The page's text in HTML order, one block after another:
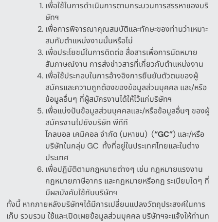
เพื่อใช้ในการดำเนินการตามกระบวนการสรรหาของบริ
ษัทฯ
เพื่อการพิจารณาคุณสมบัติและทักษะของท่านว่าเหมาะ
สมกับตำแหน่งงานนั้นหรือไม่
เพื่อประโยชน์ในการติดต่อ สื่อสารเพื่อการนัดหมาย
สัมภาษณ์งาน การส่งข่าวสารที่เกี่ยวกับตำแหน่งงาน
เพื่อใช้ประกอบในการอ้างอิงการยืนยันตัวตนของผู้
สมัครและความถูกต้องของข้อมูลส่วนบุคคล และ/หรือ
ข้อมูลอื่นๆ ที่ผู้สมัครงานได้ให้ไว้แก่บริษัทฯ
เพื่อแบ่งปันข้อมูลส่วนบุคคลและ/หรือข้อมูลอื่นๆ ของผู้
สมัครงานไปยังบริษัท พีทีที
โกลบอล เคมิคอล จำกัด (มหาชน) (“GC”) และ/หรือ
บริษัทในกลุ่ม GC ทั้งที่อยู่ในประเทศไทยและในต่าง
ประเทศ
เพื่อปฏิบัติตามกฎหมายต่างๆ เช่น กฎหมายแรงงาน
กฎหมายภาษีอากร และกฎหมายหรือกฎ ระเบียบใดๆ ที่
มีผลบังคับใช้กับบริษัทฯ
ทั้งนี้ หากภายหลังบริษัทฯได้มีการเปลี่ยนแปลงวัตถุประสงค์ในการ
เก็บ รวบรวม ใช้และเปิดเผยข้อมูลส่วนบุคคล บริษัทฯจะแจ้งให้ท่านท